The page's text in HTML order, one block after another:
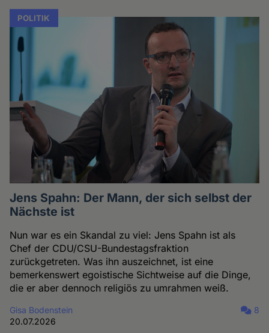
POLITIK
Jens Spahn: Der Mann, der sich selbst der
Nächste ist
Nun war es ein Skandal zu viel: Jens Spahn ist als
Chef der CDU/CSU-Bundestagsfraktion
zurückgetreten. Was ihn auszeichnet, ist eine
bemerkenswert egoistische Sichtweise auf die Dinge,
die er aber dennoch religiös zu umrahmen weiß.
Gisa Bodenstein
20.07.2026
8